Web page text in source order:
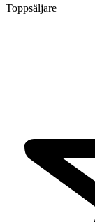
Toppsäljare